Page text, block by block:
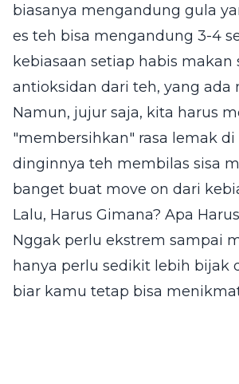
biasanya mengandung gula
es teh bisa mengandung 3-4
kebiasaan setiap habis
antioksidan dari teh, yang
Namun, jujur saja, kita harus
"membersihkan" rasa lemak
dinginnya teh membilas sisa
banget buat move on dari
Lalu, Harus Gimana? Apa
Nggak perlu ekstrem sampai
hanya perlu sedikit lebih bijak
biar kamu tetap bisa